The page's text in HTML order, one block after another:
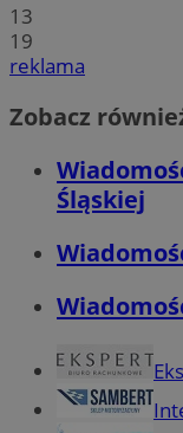
13
19
reklama
Zobacz
Śląskiej